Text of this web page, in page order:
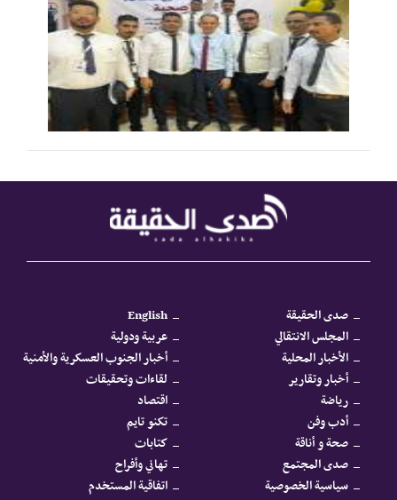
صدى الحقيقة
English
المجلس الانتقالي
عربية ودولية
الأخبار المحلية
أخبار الجنوب العسكرية والأمنية
أخبار وتقارير
لقاءات وتحقيقات
رياضة
اقتصاد
أدب وفن
تكنو تايم
صحة و أناقة
كتابات
صدى المجتمع
تهاني وأفراح
سياسية الخصوصية
اتفاقية المستخدم